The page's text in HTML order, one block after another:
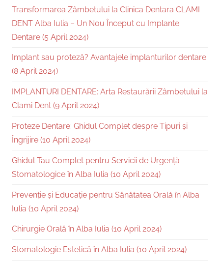
Transformarea Zâmbetului la Clinica Dentara CLAMI
DENT Alba Iulia – Un Nou Început cu Implante
Dentare (5 April 2024)
Implant sau proteză? Avantajele implanturilor dentare
(8 April 2024)
IMPLANTURI DENTARE: Arta Restaurării Zâmbetului la
Clami Dent (9 April 2024)
Proteze Dentare: Ghidul Complet despre Tipuri și
Îngrijire (10 April 2024)
Ghidul Tau Complet pentru Servicii de Urgență
Stomatologice în Alba Iulia (10 April 2024)
Prevenție și Educație pentru Sănătatea Orală în Alba
Iulia (10 April 2024)
Chirurgie Orală în Alba Iulia (10 April 2024)
Stomatologie Estetică în Alba Iulia (10 April 2024)